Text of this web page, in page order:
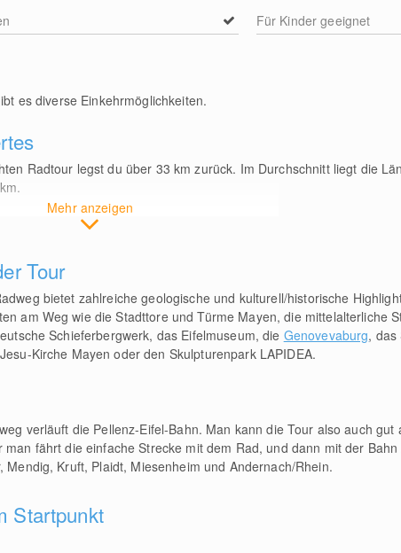
Für Kinder geeignet
es diverse Einkehrmöglichkeiten.
Mehr anzeigen
Radtour legst du über 33km zurück. Im Durchschnitt liegt die
km.
Tour
bietet zahlreiche geologische und kulturell/historische
am Weg wie die Stadttore und Türme Mayen, die mittelalterliche
Schieferbergwerk, das Eifelmuseum, die Genovevaburg, das
Kirche Mayen oder den Skulpturenpark LAPIDEA.
verläuft die Pellenz-Eifel-Bahn. Man kann die Tour also auch
man fährt die einfache Strecke mit dem Rad, und dann mit der
Mendig, Kruft, Plaidt, Miesenheim und Andernach/Rhein.
Startpunkt